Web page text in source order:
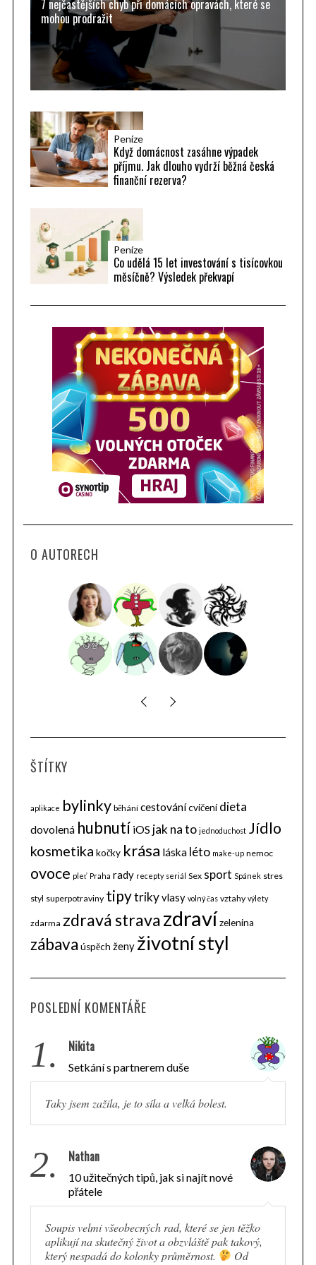
:
7 nejčastějších chyb při domácích opravách, které se
mohou prodražit
Peníze
Když domácnost zasáhne výpadek
příjmu. Jak dlouho vydrží běžná česká
finanční rezerva?
Peníze
Co udělá 15 let investování s tisícovkou
měsíčně? Výsledek překvapí
O AUTORECH
ŠTÍTKY
aplikace bylinky běhání cestovánícvičení dieta
dovolená hubnutí iOS jak na to jednoduchost Jídlo
kosmetika kočky krása láska léto make-up nemoc
ovoce pleť Praha rady recepty seriál Sex sport Spánek stres
styl superpotraviny tipytrikyvlasy volný čas vztahy výlety
zdarma zdravá stravazdravízelenina
zábava úspěch ženy životní styl
POSLEDNÍ KOMENTÁŘE
1. Nikita
Setkání s partnerem duše
Taky jsem zažila, je to síla a velká bolest.
2. Nathan
10 užitečných tipů, jak si najít nové
přátele
Soupis velmi všeobecných rad, které se jen těžko
aplikují na skutečný život a obzvláště pak takový,
který nespadá do kolonky průměrnost.
Od